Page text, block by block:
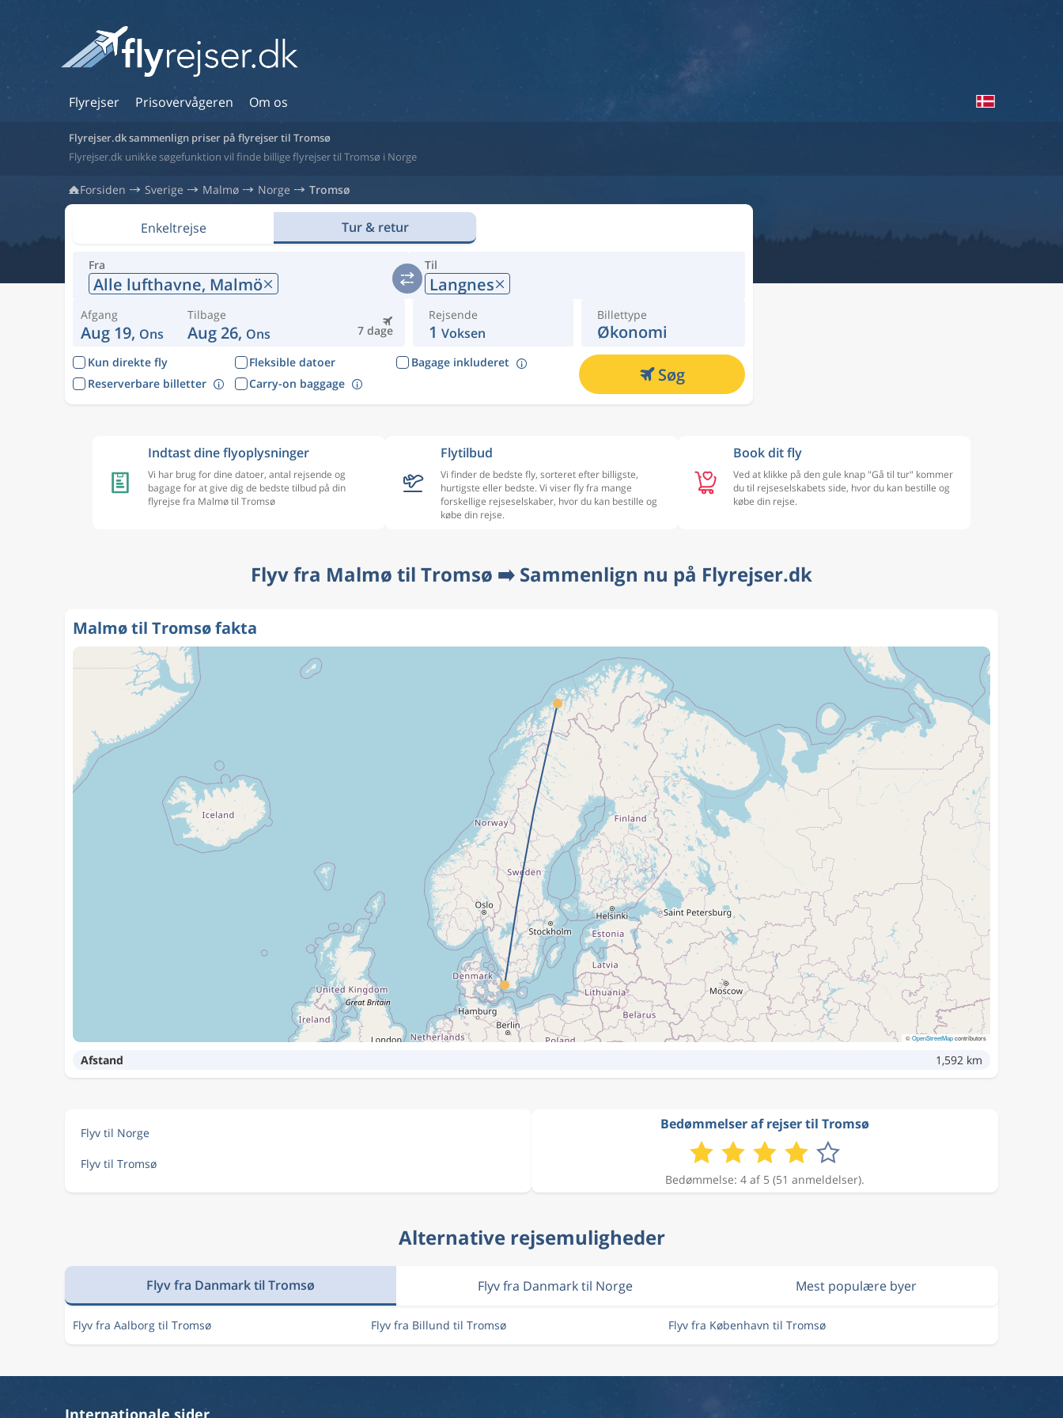
Flyrejser Prisovervågeren Om os
Flyrejser.dk sammenlign priser på flyrejser til Tromsø
Flyrejser.dk unikke søgefunktion vil finde billige flyrejser til Tromsø i Norge
Forsiden Sverige Malmø Norge Tromsø
Enkeltrejse Tur & retur
Fra
Alle lufthavne, Malmö
Til
Langnes
Afgang
Aug 19, Ons 7 dage
Tilbage
Aug 26, Ons
Rejsende
1 Voksen
Billettype
Økonomi
Kun direkte fly Fleksible datoer
Bagage inkluderet
Reserverbare billetter
Carry-on baggage Søg
Indtast dine flyoplysninger
Vi har brug for dine datoer, antal rejsende og
bagage for at give dig de bedste tilbud på din
flyrejse fra Malmø til Tromsø
Flytilbud
Vi finder de bedste fly, sorteret efter billigste,
hurtigste eller bedste. Vi viser fly fra mange
forskellige rejseselskaber, hvor du kan bestille og
købe din rejse.
Book dit fly
Ved at klikke på den gule knap "Gå til tur" kommer
du til rejseselskabets side, hvor du kan bestille og
købe din rejse.
Flyv fra Malmø til Tromsø ➡️ Sammenlign nu på Flyrejser.dk
Malmø til Tromsø fakta
©OpenStreetMapcontributors
Afstand 1,592 km
Flyv til Norge
Flyv til Tromsø
Bedømmelser af rejser til Tromsø
Bedømmelse: 4 af 5 (51 anmeldelser).
Alternative rejsemuligheder
Flyv fra Danmark til Tromsø Flyv fra Danmark til Norge Mest populære byer
Flyv fra Aalborg til Tromsø Flyv fra Billund til Tromsø Flyv fra København til Tromsø
Internationale sider